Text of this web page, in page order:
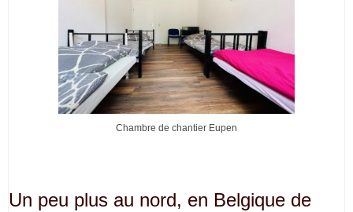
Chambre de chantier Eupen
Un peu plus au nord, en Belgique de